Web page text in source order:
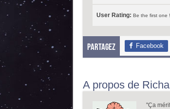
User Rating: Be the first one !
Partagez Facebook
A propos de
"Ça